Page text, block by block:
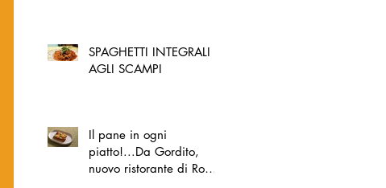
SPAGHETTI INTEGRALI
AGLI SCAMPI
Il pane in ogni
piatto!...Da Gordito,
nuovo ristorante di Roma